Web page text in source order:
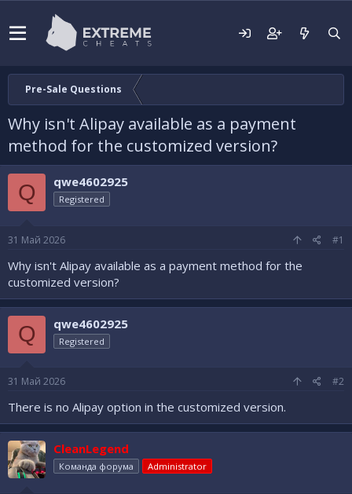
Pre-Sale Questions
Why isn't Alipay available as a payment
method for the customized version?
Q qwe4602925
Registered
31 Май 2026 #1
Why isn't Alipay available as a payment method for the
customized version?
Q qwe4602925
Registered
31 Май 2026 #2
There is no Alipay option in the customized version.
CleanLegend
Команда форума Administrator